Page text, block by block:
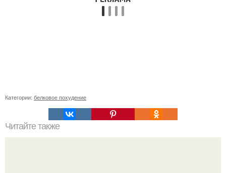
Категории: белковое похудение
Читайте также